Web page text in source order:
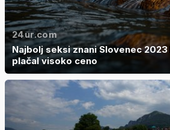
24ur.com
Najbolj seksi znani Slovenec
plačal visoko ceno